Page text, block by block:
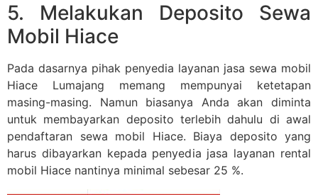
5. Melakukan Deposito Sewa
Mobil Hiace
Pada dasarnya pihak penyedia layanan jasa sewa mobil
Hiace Lumajang memang mempunyai ketetapan
masing-masing. Namun biasanya Anda akan diminta
untuk membayarkan deposito terlebih dahulu di awal
pendaftaran sewa mobil Hiace. Biaya deposito yang
harus dibayarkan kepada penyedia jasa layanan rental
mobil Hiace nantinya minimal sebesar 25 %.